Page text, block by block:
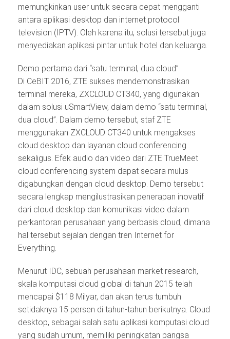
memungkinkan user untuk secara cepat mengganti
antara aplikasi desktop dan internet protocol
television (IPTV). Oleh karena itu, solusi tersebut juga
menyediakan aplikasi pintar untuk hotel dan keluarga.
Demo pertama dari “satu terminal, dua cloud”
Di CeBIT 2016, ZTE sukses mendemonstrasikan
terminal mereka, ZXCLOUD CT340, yang digunakan
dalam solusi uSmartView, dalam demo “satu terminal,
dua cloud”. Dalam demo tersebut, staf ZTE
menggunakan ZXCLOUD CT340 untuk mengakses
cloud desktop dan layanan cloud conferencing
sekaligus. Efek audio dan video dari ZTE TrueMeet
cloud conferencing system dapat secara mulus
digabungkan dengan cloud desktop. Demo tersebut
secara lengkap mengilustrasikan penerapan inovatif
dari cloud desktop dan komunikasi video dalam
perkantoran perusahaan yang berbasis cloud, dimana
hal tersebut sejalan dengan tren Internet for
Everything.
Menurut IDC, sebuah perusahaan market research,
skala komputasi cloud global di tahun 2015 telah
mencapai $118 Milyar, dan akan terus tumbuh
setidaknya 15 persen di tahun-tahun berikutnya. Cloud
desktop, sebagai salah satu aplikasi komputasi cloud
yang sudah umum, memiliki peningkatan pangsa